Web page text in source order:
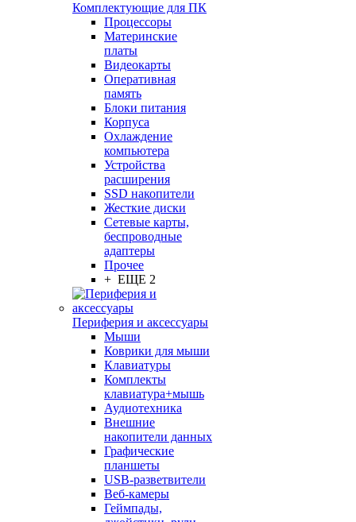
Комплектующие для ПК
Процессоры
Материнские
платы
Видеокарты
Оперативная
память
Блоки питания
Корпуса
Охлаждение
компьютера
Устройства
расширения
SSD накопители
Жесткие диски
Сетевые карты,
беспроводные
адаптеры
Прочее
+ ЕЩЕ 2
Периферия и аксессуары
Мыши
Коврики для мыши
Клавиатуры
Комплекты
клавиатура+мышь
Аудиотехника
Внешние
накопители данных
Графические
планшеты
USB-разветвители
Веб-камеры
Геймпады,